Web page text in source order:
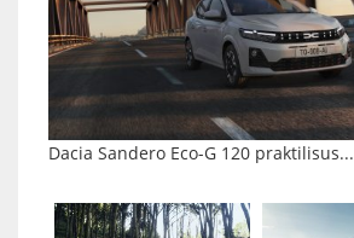
Dacia Sandero Eco-G 120 praktilisus...